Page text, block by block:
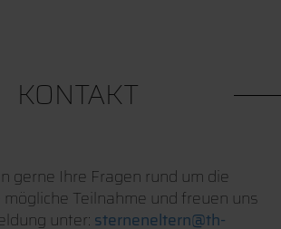
KONTAKT
gerne Ihre Fragen rund um die
Teilnahme und freuen uns
unter: sterneneltern@th-